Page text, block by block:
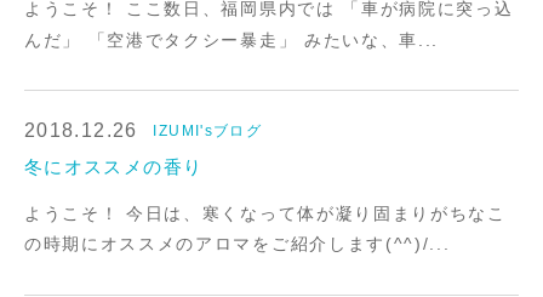
ようこそ！ ここ数日、福岡県内では 「車が病院に突っ込
んだ」 「空港でタクシー暴走」 みたいな、車...
2018.12.26 IZUMI'sブログ
冬にオススメの香り
ようこそ！ 今日は、寒くなって体が凝り固まりがちなこ
の時期にオススメのアロマをご紹介します(^^)/...